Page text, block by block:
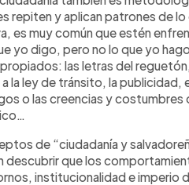
repiten y aplican patrones de
es muy común que estén
yo digo, pero no lo que yo
las letras del
la ley de tránsito, la publicidad,
o las creencias y costumbres
de “ciudadanía y
descubrir que los
institucionalidad e imperio